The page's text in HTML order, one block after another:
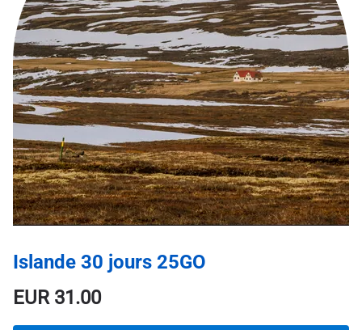
Islande 30 jours 25GO
EUR31.00